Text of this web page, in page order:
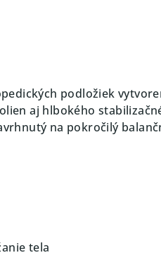
podložiek
aj hlbokého
na pokročilý
tela